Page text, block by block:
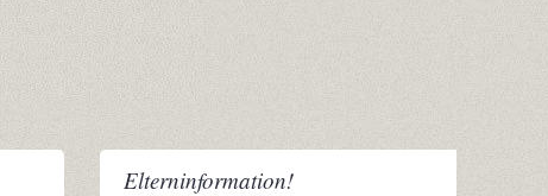
Elterninformation!